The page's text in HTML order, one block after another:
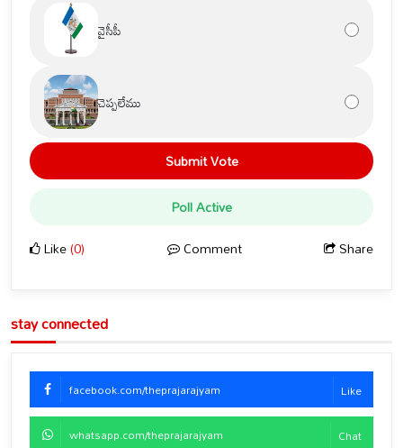
వైసీపీ
చెప్పలేము
Submit Vote
Poll Active
Like(0) Comment Share
stay connected
facebook.com/theprajarajyam Like
whatsapp.com/theprajarajyam Chat